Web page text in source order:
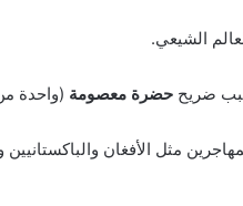
الشيعي.
ضريححضرة معصومة (واحدة
مثل الأفغان